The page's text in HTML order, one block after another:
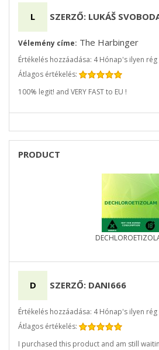
L SZERZŐ: LUKÁŠ
Vélemény címe: The Harbinger
Értékelés hozzáadása: 4 Hónap's ilyen rég
Átlagos értékelés:
100% legit! and VERY FAST to EU !
PRODUCT
D SZERZŐ: DANI666
Értékelés hozzáadása: 4 Hónap's ilyen rég
Átlagos értékelés:
I purchased this product and am still